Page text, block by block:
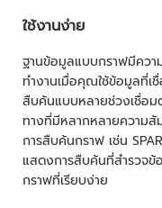
ใช้งานง่าย
ฐานข้อมูลแบบกราฟมีคว
ทำงานเมื่อคุณใช้ข้อมูลที่เ
สืบค้นแบบหลายช่วงเชื่อม
ทางที่มีหลากหลายความ
การสืบค้นกราฟ เช่น
แสดงการสืบค้นที่สำรวจข้
กราฟที่เรียบง่าย